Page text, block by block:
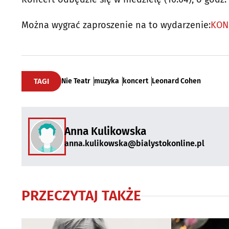
Można wygrać zaproszenie na to wydarzenie:
TAGI Nie Teatr muzyka koncert Leonard Cohen
Anna Kulikowska
anna.kulikowska@bialystokonline.pl
PRZECZYTAJ TAKŻE